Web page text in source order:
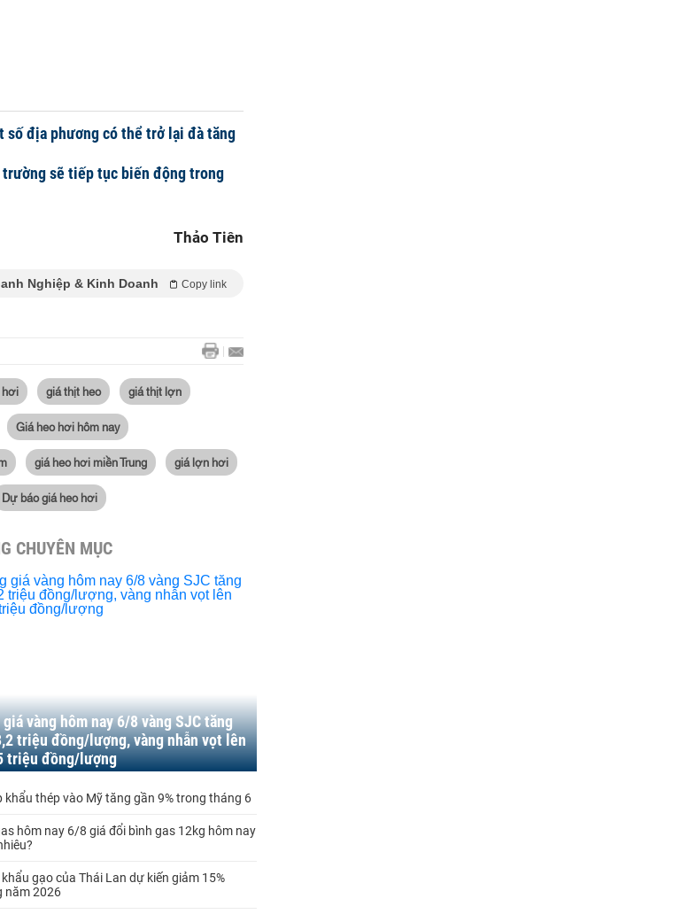
số địa phương có thể trở lại đà tăng
sẽ tiếp tục biến động trong
Thảo Tiên
Nghiệp & Kinh Doanh Copy link
hơi giá thịt heo giá thịt lợn
Giá heo hơi hôm nay
giá heo hơi miền Trung giá lợn hơi
Dự báo giá heo hơi
CHUYÊN MỤC
giá vàng hôm nay 6/8 vàng SJC tăng
triệu đồng/lượng, vàng nhẫn vọt lên
triệu đồng/lượng
khẩu thép vào Mỹ tăng gần 9% trong tháng 6
hôm nay 6/8 giá đổi bình gas 12kg hôm nay
gạo của Thái Lan dự kiến giảm 15%
năm 2026